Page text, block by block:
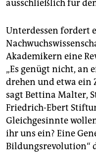
ausschließlich für
Unterdessen fordert
Akademikern eine
„Es genügt nicht, an
drehen und etwa ein
sagt Bettina Malter,
Friedrich-Ebert
Gleichgesinnte
ihr uns ein? Eine
Bildungsrevolution“